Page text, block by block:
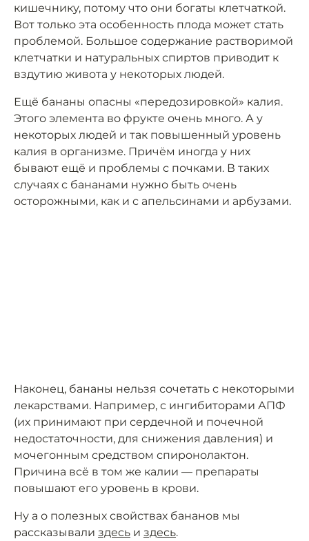
кишечнику, потому что они богаты клетчаткой.
Вот только эта особенность плода может стать
проблемой. Большое содержание растворимой
клетчатки и натуральных спиртов приводит к
вздутию живота у некоторых людей.
Ещё бананы опасны «передозировкой» калия.
Этого элемента во фрукте очень много. А у
некоторых людей и так повышенный уровень
калия в организме. Причём иногда у них
бывают ещё и проблемы с почками. В таких
случаях с бананами нужно быть очень
осторожными, как и с апельсинами и арбузами.
Наконец, бананы нельзя сочетать с некоторыми
лекарствами. Например, с ингибиторами АПФ
(их принимают при сердечной и почечной
недостаточности, для снижения давления) и
мочегонным средством спиронолактон.
Причина всё в том же калии — препараты
повышают его уровень в крови.
Ну а о полезных свойствах бананов мы
рассказывали здесь и здесь.